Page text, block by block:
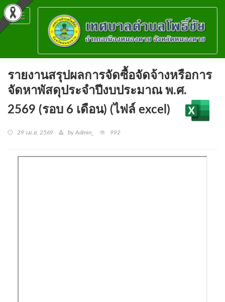
Toggle
navigation
รายงานสรุปผลการจัดซื้อจัดจ้างหรือการ
จัดหาพัสดุประจำปีงบประมาณ พ.ศ.
2569 (รอบ 6 เดือน) (ไฟล์ excel)
29 เม.ย. 2569 by Admin_ 992